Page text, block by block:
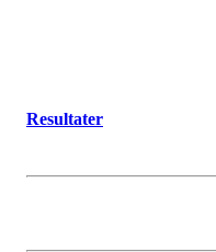
Resultater